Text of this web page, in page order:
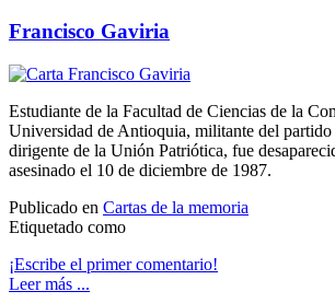
Francisco Gaviria
Estudiante de la Facultad de Ciencias de la
Universidad de Antioquia, militante del
dirigente de la Unión Patriótica, fue
asesinado el 10 de diciembre de 1987.
Publicado en Cartas de la memoria
Etiquetado como
¡Escribe el primer comentario!
Leer más ...